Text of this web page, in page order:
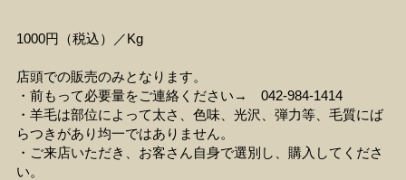
1000円（税込）／Kg
店頭での販売のみとなります。
・前もって必要量をご連絡ください→ 042‐984-1414
・羊毛は部位によって太さ、色味、光沢、弾力等、毛質にば
らつきがあり均一ではありません。
・ご来店いただき、お客さん自身で選別し、購入してくださ
い。